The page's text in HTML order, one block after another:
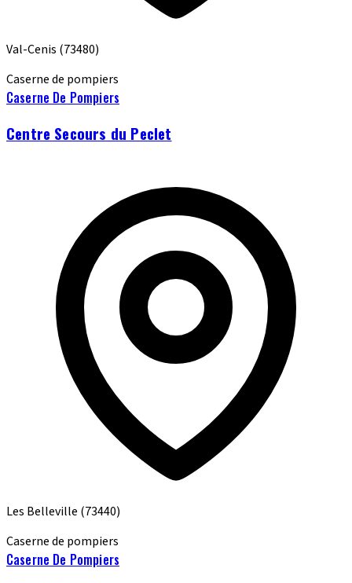
Val-Cenis (73480)
Caserne de pompiers
Caserne De Pompiers
Centre Secours du Peclet
Les Belleville (73440)
Caserne de pompiers
Caserne De Pompiers